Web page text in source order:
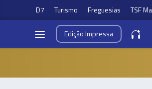
D7 Turismo Freguesias TSF
EdiçãoImpressa